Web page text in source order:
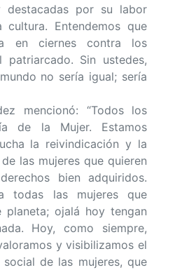
destacadas por su labor
cultura. Entendemos que
en ciernes contra los
patriarcado. Sin ustedes,
no sería igual; sería
mencionó: “Todos los
de la Mujer. Estamos
la reivindicación y la
las mujeres que quieren
bien adquiridos.
todas las mujeres que
planeta; ojalá hoy tengan
Hoy, como siempre,
y visibilizamos el
de las mujeres, que